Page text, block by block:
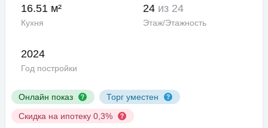
Онлайн показ
Торг уместен
Скидка на ипотеку 0,3%
16.51 м²
Кухня
24 из 24
Этаж/Этажность
2024
Год постройки